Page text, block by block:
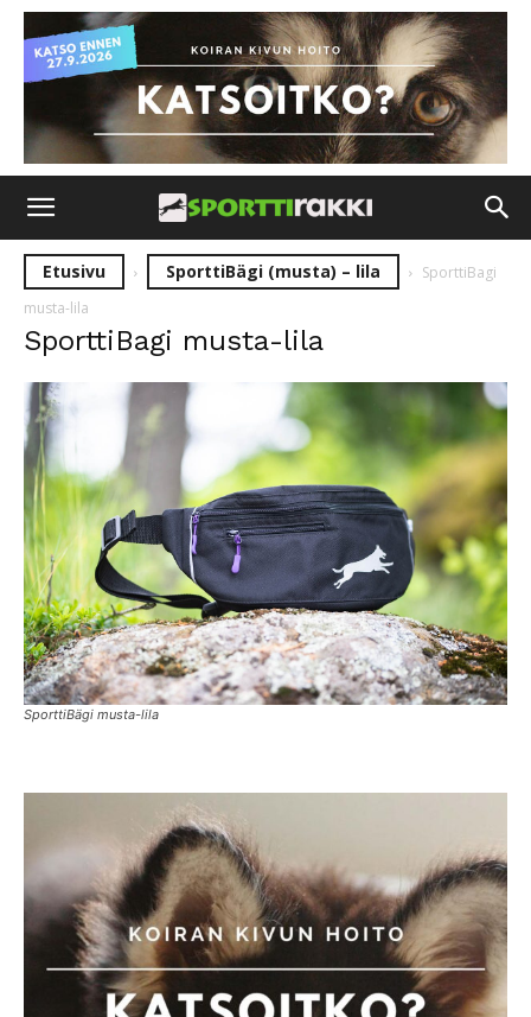
Etusivu SporttiBägi (musta) – lila
SporttiBagi
musta-lila
SporttiBagi musta-lila
SporttiBägi musta-lila